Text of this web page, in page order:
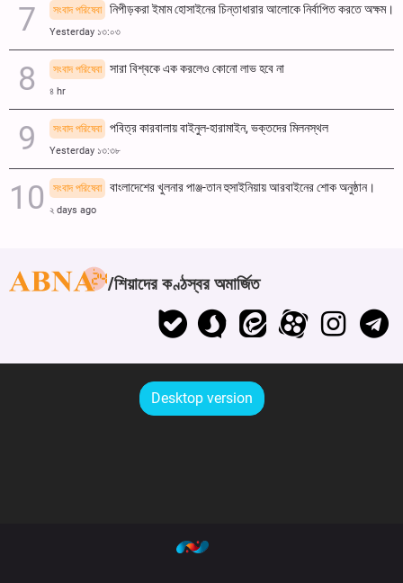
সংবাদ পরিষেবা নিপীড়করা ইমাম হোসাইনের চিন্তাধারার আলোকে নির্বাপিত করতে অক্ষম।
Yesterday ১৩:০৩
সংবাদ পরিষেবা সারা বিশ্বকে এক করলেও কোনো লাভ হবে না
৪ hr
সংবাদ পরিষেবা পবিত্র কারবালায় বাইনুল-হারামাইন, ভক্তদের মিলনস্থল
Yesterday ১৩:৩৮
সংবাদ পরিষেবা বাংলাদেশের খুলনার পাঞ্জ-তান হুসাইনিয়ায় আরবাইনের শোক অনুষ্ঠান।
২ days ago
শিয়াদের কণ্ঠস্বর অমার্জিত
Desktop version